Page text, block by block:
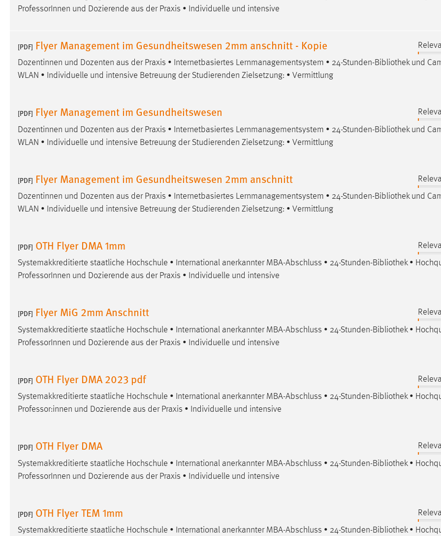
ProfessorInnen und Dozierende aus der Praxis • Individuelle und intensive
[PDF] Flyer Management im Gesundheitswesen 2mm anschnitt - Kopie
Dozentinnen und Dozenten aus der Praxis • Internetbasiertes Lernmanagementsystem • 24-Stunden-Bibliothekund
WLAN • Individuelle und intensive Betreuung der Studierenden Zielsetzung: • Vermittlung
[PDF] Flyer Management im Gesundheitswesen
Dozentinnen und Dozenten aus der Praxis • Internetbasiertes Lernmanagementsystem • 24-Stunden-Bibliothekund
WLAN • Individuelle und intensive Betreuung der Studierenden Zielsetzung: • Vermittlung
[PDF] Flyer Management im Gesundheitswesen 2mm anschnitt
Dozentinnen und Dozenten aus der Praxis • Internetbasiertes Lernmanagementsystem • 24-Stunden-Bibliothekund
WLAN • Individuelle und intensive Betreuung der Studierenden Zielsetzung: • Vermittlung
[PDF] OTH Flyer DMA 1mm
Systemakkreditierte staatliche Hochschule • International anerkannter MBA-Abschluss • 24-Stunden-Bibliothek•
ProfessorInnen und Dozierende aus der Praxis • Individuelle und intensive
[PDF] Flyer MiG 2mm Anschnitt
Systemakkreditierte staatliche Hochschule • International anerkannter MBA-Abschluss • 24-Stunden-Bibliothek•
ProfessorInnen und Dozierende aus der Praxis • Individuelle und intensive
[PDF] OTH Flyer DMA 2023 pdf
Systemakkreditierte staatliche Hochschule • International anerkannter MBA-Abschluss • 24-Stunden-Bibliothek•
Professor:innen und Dozierende aus der Praxis • Individuelle und intensive
[PDF] OTH Flyer DMA
Systemakkreditierte staatliche Hochschule • International anerkannter MBA-Abschluss • 24-Stunden-Bibliothek•
ProfessorInnen und Dozierende aus der Praxis • Individuelle und intensive
[PDF] OTH Flyer TEM 1mm
Systemakkreditierte staatliche Hochschule • International anerkannter MBA-Abschluss • 24-Stunden-Bibliothek•
Zweck: Conversion-Tracking
EXTERNE MEDIEN
Um Inhalte von Videoplattformen und Social Media
YouTube